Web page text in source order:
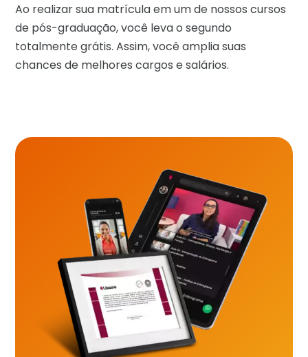
Ao realizar sua matrícula em um de nossos cursos
de pós-graduação, você leva o segundo
totalmente grátis. Assim, você amplia suas
chances de melhores cargos e salários.